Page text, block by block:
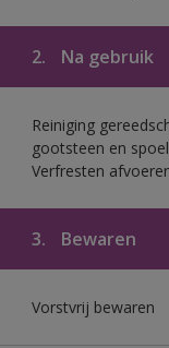
2. Na gebruik
Reiniging
gootsteen en
Verfresten
3. Bewaren
Vorstvrij bewaren